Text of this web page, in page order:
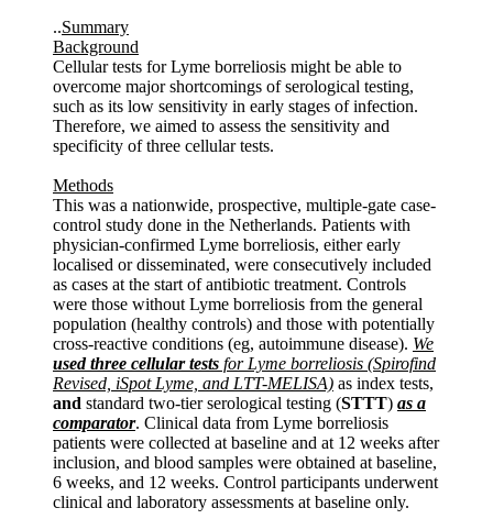
..Summary
Background
Cellular tests for Lyme borreliosis might be able to
overcome major shortcomings of serological testing,
such as its low sensitivity in early stages of infection.
Therefore, we aimed to assess the sensitivity and
specificity of three cellular tests.
Methods
This was a nationwide, prospective, multiple-gate case-
control study done in the Netherlands. Patients with
physician-confirmed Lyme borreliosis, either early
localised or disseminated, were consecutively included
as cases at the start of antibiotic treatment. Controls
were those without Lyme borreliosis from the general
population (healthy controls) and those with potentially
cross-reactive conditions (eg, autoimmune disease). We
used three cellular tests for Lyme borreliosis (Spirofind
Revised, iSpot Lyme, and LTT-MELISA) as index tests,
and standard two-tier serological testing (STTT) as a
comparator. Clinical data from Lyme borreliosis
patients were collected at baseline and at 12 weeks after
inclusion, and blood samples were obtained at baseline,
6 weeks, and 12 weeks. Control participants underwent
clinical and laboratory assessments at baseline only.